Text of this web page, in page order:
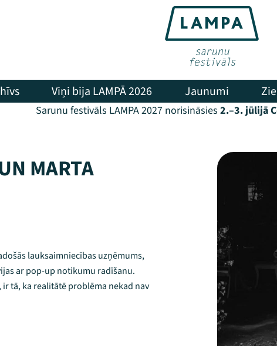
Viņi bija LAMPĀ 2026 Jaunumi
Sarunu festivāls LAMPA 2027 norisināsies 2.–3. jūlijā
MARTA
lauksaimniecības uzņēmums,
ar pop-up notikumu radīšanu.
tā, ka realitātē problēma nekad nav